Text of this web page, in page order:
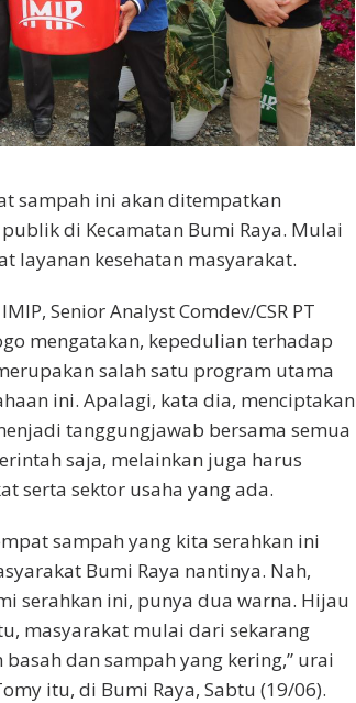
sampah ini akan ditempatkan
di Kecamatan Bumi Raya. Mulai
layanan kesehatan masyarakat.
Senior Analyst Comdev/CSR PT
mengatakan, kepedulian terhadap
salah satu program utama
ini. Apalagi, kata dia, menciptakan
tanggungjawab bersama semua
saja, melainkan juga harus
serta sektor usaha yang ada.
sampah yang kita serahkan ini
Bumi Raya nantinya. Nah,
serahkan ini, punya dua warna. Hijau
masyarakat mulai dari sekarang
dan sampah yang kering,” urai
itu, di Bumi Raya, Sabtu (19/06).